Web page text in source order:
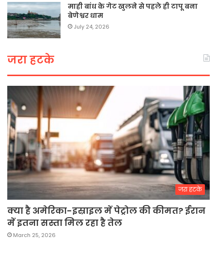
माही बांध के गेट खुलने से पहले ही टापू बना
बेणेश्वर धाम
July 24, 2026
जरा हटके
जरा हटके
क्या है अमेरिका-इस्राइल में पेट्रोल की कीमत? ईरान
में इतना सस्ता मिल रहा है तेल
March 25, 2026